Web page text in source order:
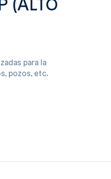
(ALTO
para la
pozos, etc.